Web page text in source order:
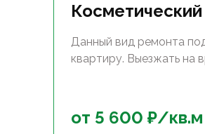
Данный вид ремонта
квартиру. Выезжать на
от 5 600 ₽/кв.м